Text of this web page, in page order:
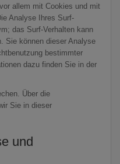
allem mit Cookies und mit
Analyse Ihres Surf-
das Surf-Verhalten kann
Sie können dieser Analyse
bestimmter
dazu finden Sie in der
Über die
Sie in dieser
und